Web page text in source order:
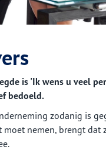
is 'Ik wens u veel
bedoeld.
zodanig is
moet nemen, brengt dat